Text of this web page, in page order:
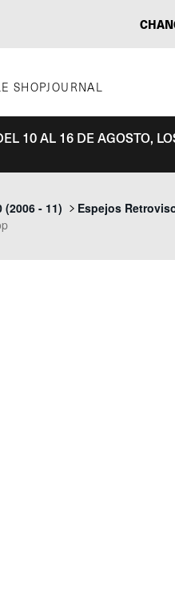
SHOPJOURNAL
10 AL 16 DE AGOSTO,
(2006 - 11)
Espejos